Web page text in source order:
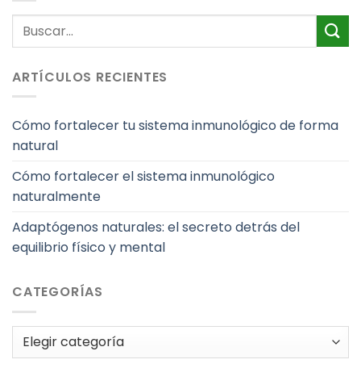
ARTÍCULOS RECIENTES
Cómo fortalecer tu sistema inmunológico de forma
natural
Cómo fortalecer el sistema inmunológico
naturalmente
Adaptógenos naturales: el secreto detrás del
equilibrio físico y mental
CATEGORÍAS
Categorías